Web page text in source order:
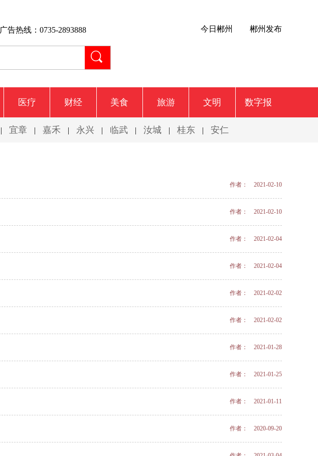
广告热线：0735-2893888
医疗 财经 美食 旅游 文明 数字报
| 宜章 | 嘉禾 | 永兴 | 临武 | 汝城 | 桂东 | 安仁
作者： 2021-02-10
作者： 2021-02-10
作者： 2021-02-04
作者： 2021-02-04
作者： 2021-02-02
作者： 2021-02-02
作者： 2021-01-28
作者： 2021-01-25
作者： 2021-01-11
作者： 2020-09-20